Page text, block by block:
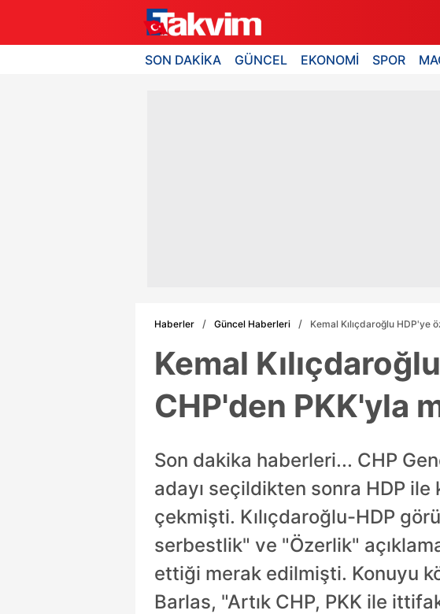
SON DAKİKA GÜNCEL EKONOMİ SPOR
Haberler Güncel Haberleri Kemal Kılıçdaroğlu
Kemal
CHP'den PKK'yla
Son dakika haberleri... CHP
adayı seçildikten sonra HDP
çekmişti. Kılıçdaroğlu-HDP
serbestlik" ve "Özerlik"
ettiği merak edilmişti. Konuyu
Barlas, "Artık CHP, PKK ile